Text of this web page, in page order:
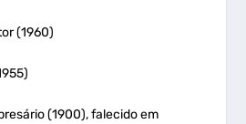
(1960)
(1900), falecido em